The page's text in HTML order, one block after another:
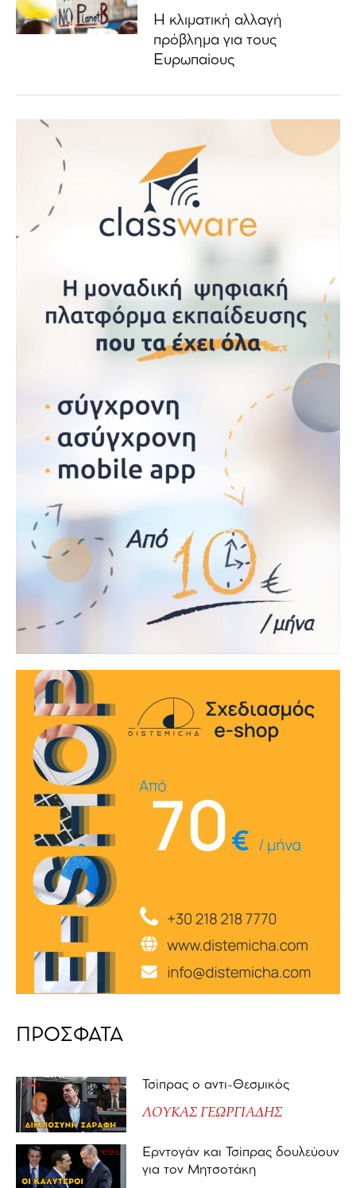
Η κλιματική αλλαγή
πρόβλημα για τους
Ευρωπαίους
ΠΡΟΣΦΑΤΑ
Τσίπρας ο αντι-Θεσμικός
ΛΟΥΚΑΣ ΓΕΩΡΓΙΑΔΗΣ
Ερντογάν και Τσίπρας δουλεύουν
για τον Μητσοτάκη